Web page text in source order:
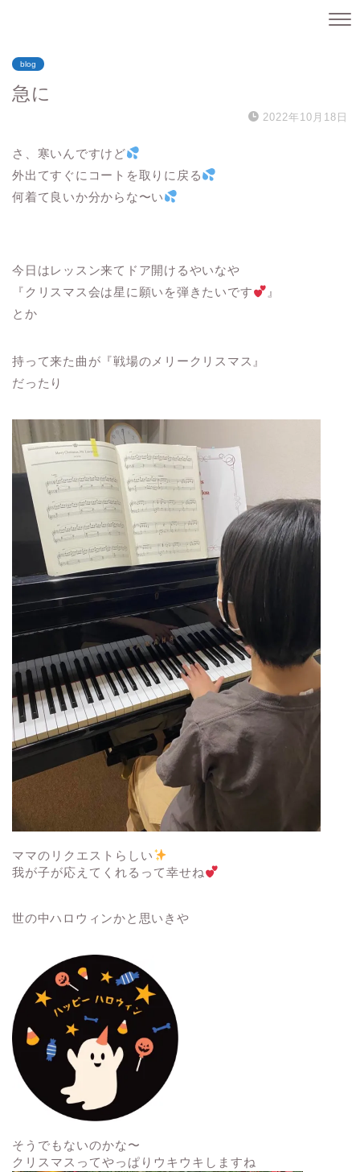
blog
急に
2022年10月18日
さ、寒いんですけど
外出てすぐにコートを取りに戻る
何着て良いか分からな〜い
今日はレッスン来てドア開けるやいなや
『クリスマス会は星に願いを弾きたいです
』
とか
持って来た曲が『戦場のメリークリスマス』
だったり
ママのリクエストらしい
我が子が応えてくれるって幸せね
世の中ハロウィンかと思いきや
そうでもないのかな〜
クリスマスってやっぱりウキウキしますね